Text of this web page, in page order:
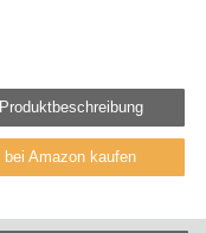
Produktbeschreibung
bei Amazon kaufen